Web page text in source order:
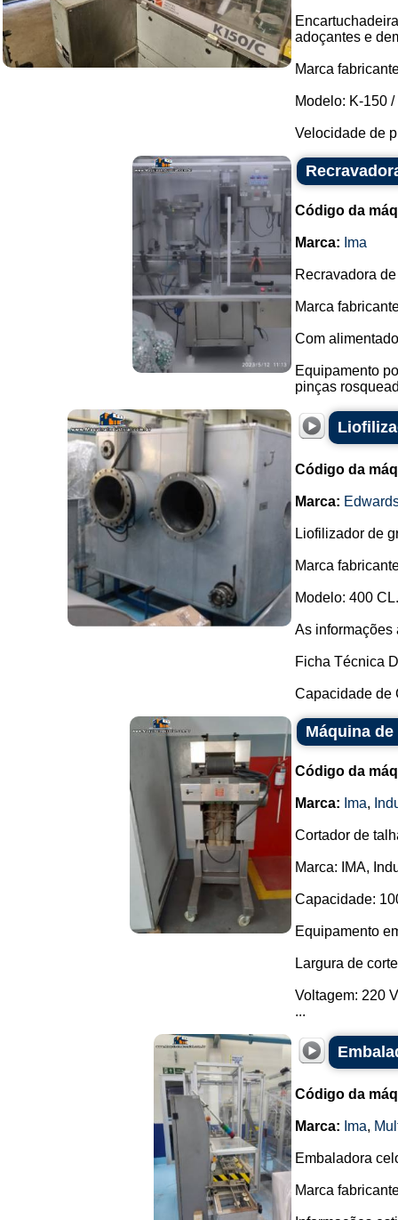
adoçantes e
Marca
Modelo: K-150 /
Velocidade de
Código da
Marca: Ima
Recravadora
Marca
Com
Equipamento
pinças
Código da
Marca:
Liofilizador de
Marca
Modelo: 400 CL.
As informações
Ficha Técnica
Capacidade de
Máquina
Código da
Marca: Ima,
Cortador de
Marca: IMA,
Capacidade:
Equipamento
Largura de
Voltagem: 220
...
Código da
Marca: Ima,
Embaladora
Marca